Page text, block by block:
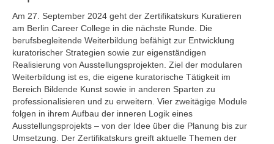
Am 27. September 2024 geht der Zertifikatskurs Kuratieren
am Berlin Career College in die nächste Runde. Die
berufsbegleitende Weiterbildung befähigt zur Entwicklung
kuratorischer Strategien sowie zur eigenständigen
Realisierung von Ausstellungsprojekten. Ziel der modularen
Weiterbildung ist es, die eigene kuratorische Tätigkeit im
Bereich Bildende Kunst sowie in anderen Sparten zu
professionalisieren und zu erweitern. Vier zweitägige Module
folgen in ihrem Aufbau der inneren Logik eines
Ausstellungsprojekts – von der Idee über die Planung bis zur
Umsetzung. Der Zertifikatskurs greift aktuelle Themen der